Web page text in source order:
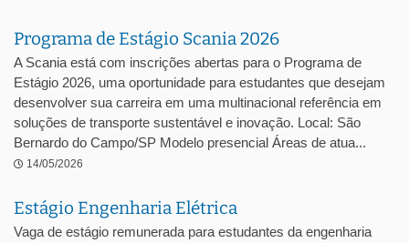
Programa de Estágio Scania 2026
A Scania está com inscrições abertas para o Programa de
Estágio 2026, uma oportunidade para estudantes que desejam
desenvolver sua carreira em uma multinacional referência em
soluções de transporte sustentável e inovação. Local: São
Bernardo do Campo/SP Modelo presencial Áreas de atua...
14/05/2026
Estágio Engenharia Elétrica
Vaga de estágio remunerada para estudantes da engenharia